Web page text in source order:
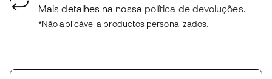
Mais detalhes na nossa política de devoluções.
*Não aplicável a productos personalizados.